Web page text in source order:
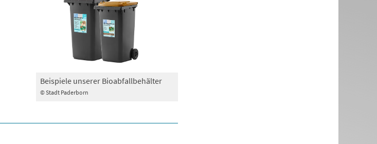
© Stadt Paderborn
Beispiele unserer Bioabfallbehälter